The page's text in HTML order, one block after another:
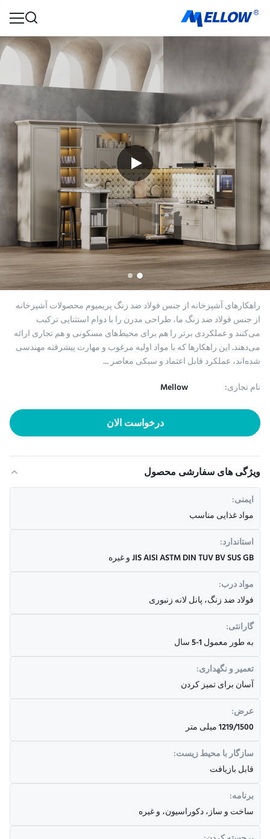
راهکارهای آشپزخانه از جنس فولاد ضد زنگ پریمیوم محصولات آشپزخانه
از جنس فولاد ضد زنگ ما، طراحی مدرن را با دوام استثنایی ترکیب
می‌کنند و عملکردی برتر را هم برای محیط‌های مسکونی و هم تجاری ارائه
می‌دهند. این راهکارها که با مواد اولیه مرغوب و مهارت پیشرفته مهندسی
شده‌اند، عملکرد قابل اعتماد و سبکی معاصر ...
نام تجاری:
Mellow
درخواست الان
ویژگی های سفارشی محصول
ایمنی:
مواد غذایی مناسب
استاندارد:
JIS AISI ASTM DIN TUV BV SUS GB و غیره
مواد درب:
فولاد ضد زنگ، پانل لانه زنبوری
گارانتی:
به طور معمول 1-5 سال
تعمیر و نگهداری:
آسان برای تمیز کردن
عرض:
1219/1500 میلی متر
سازگار با محیط زیست:
قابل بازیافت
برنامه:
ساخت و ساز، دکوراسیون، و غیره